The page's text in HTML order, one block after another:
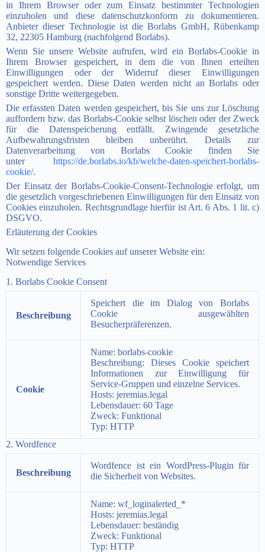
in Ihrem Browser oder zum Einsatz bestimmter Technologien
einzuholen und diese datenschutzkonform zu dokumentieren.
Anbieter dieser Technologie ist die Borlabs GmbH, Rübenkamp
32, 22305 Hamburg (nachfolgend Borlabs).
Wenn Sie unsere Website aufrufen, wird ein Borlabs-Cookie in
Ihrem Browser gespeichert, in dem die von Ihnen erteilten
Einwilligungen oder der Widerruf dieser Einwilligungen
gespeichert werden. Diese Daten werden nicht an Borlabs oder
sonstige Dritte weitergegeben.
Die erfassten Daten werden gespeichert, bis Sie uns zur Löschung
auffordern bzw. das Borlabs-Cookie selbst löschen oder der Zweck
für die Datenspeicherung entfällt. Zwingende gesetzliche
Aufbewahrungsfristen bleiben unberührt. Details zur
Datenverarbeitung von Borlabs Cookie finden Sie
unter https://de.borlabs.io/kb/welche-daten-speichert-borlabs-
cookie/.
Der Einsatz der Borlabs-Cookie-Consent-Technologie erfolgt, um
die gesetzlich vorgeschriebenen Einwilligungen für den Einsatz von
Cookies einzuholen. Rechtsgrundlage hierfür ist Art. 6 Abs. 1 lit. c)
DSGVO.
Erläuterung der Cookies
Wir setzen folgende Cookies auf unserer Website ein:
Notwendige Services
1. Borlabs Cookie Consent
Beschreibung
Speichert die im Dialog von Borlabs
Cookie ausgewählten
Besucherpräferenzen.
Cookie
Name: borlabs-cookie
Beschreibung: Dieses Cookie speichert
Informationen zur Einwilligung für
Service-Gruppen und einzelne Services.
Hosts: jeremias.legal
Lebensdauer: 60 Tage
Zweck: Funktional
Typ: HTTP
2. Wordfence
Beschreibung
Wordfence ist ein WordPress-Plugin für
die Sicherheit von Websites.
Name: wf_loginalerted_*
Hosts: jeremias.legal
Lebensdauer: beständig
Zweck: Funktional
Typ: HTTP